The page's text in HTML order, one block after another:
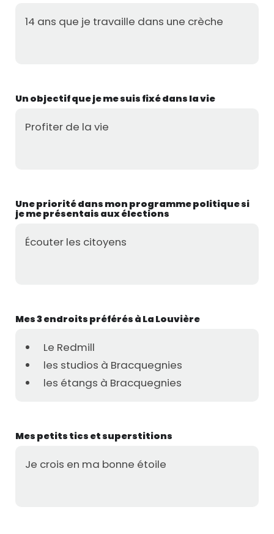
14 ans que je travaille dans une crèche
Un objectif que je me suis fixé dans la vie
Profiter de la vie
Une priorité dans mon programme politique si
je me présentais aux élections
Écouter les citoyens
Mes 3 endroits préférés à La Louvière
Le Redmill
les studios à Bracquegnies
les étangs à Bracquegnies
Mes petits tics et superstitions
Je crois en ma bonne étoile